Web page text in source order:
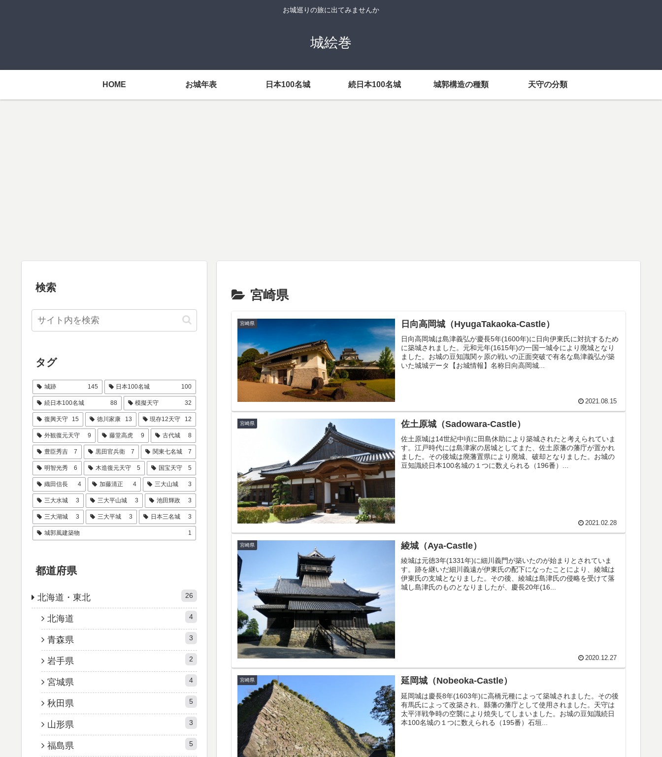
お城巡りの旅に出てみませんか
城絵巻
HOME お城年表 日本100名城 続日本100名城 城郭構造の種類 天守の分類
宮崎県
宮崎県 日向高岡城（HyugaTakaoka-Castle）
日向高岡城は島津義弘が慶長5年(1600年)に日向伊東氏に対抗するため
に築城されました。元和元年(1615年)の一国一城令により廃城となり
ました。お城の豆知識関ヶ原の戦いの正面突破で有名な島津義弘が築
いた城城データ【お城情報】名称日向高岡城...
2021.08.15
宮崎県 佐土原城（Sadowara-Castle）
佐土原城は14世紀中頃に田島休助により築城されたと考えられていま
す。江戸時代には島津家の居城としてまた、佐土原藩の藩庁が置かれ
ました。その後城は廃藩置県により廃城、破却となりました。お城の
豆知識続日本100名城の１つに数えられる（196番）...
2021.02.28
宮崎県 綾城（Aya-Castle）
綾城は元徳3年(1331年)に細川義門が築いたのが始まりとされていま
す。跡を継いだ細川義遠が伊東氏の配下になったことにより、綾城は
伊東氏の支城となりました。その後、綾城は島津氏の侵略を受けて落
城し島津氏のものとなりましたが、慶長20年(16...
2020.12.27
宮崎県 延岡城（Nobeoka-Castle）
延岡城は慶長8年(1603年)に高橋元種によって築城されました。その後
有馬氏によって改築され、縣藩の藩庁として使用されました。天守は
太平洋戦争時の空襲により焼失してしまいました。お城の豆知識続日
本100名城の１つに数えられる（195番）石垣...
検索
タグ
城跡 145 日本100名城 100
続日本100名城 88 模擬天守 32
復興天守 15 徳川家康 13 現存12天守 12
外観復元天守 9 藤堂高虎 9 古代城 8
豊臣秀吉 7 黒田官兵衛 7 関東七名城 7
明智光秀 6 木造復元天守 5 国宝天守 5
織田信長 4 加藤清正 4 三大山城 3
三大水城 3 三大平山城 3 池田輝政 3
三大湖城 3 三大平城 3 日本三名城 3
城郭風建築物 1
都道府県
北海道・東北 26
北海道 4
青森県 3
岩手県 2
宮城県 4
秋田県 5
山形県 3
福島県 5